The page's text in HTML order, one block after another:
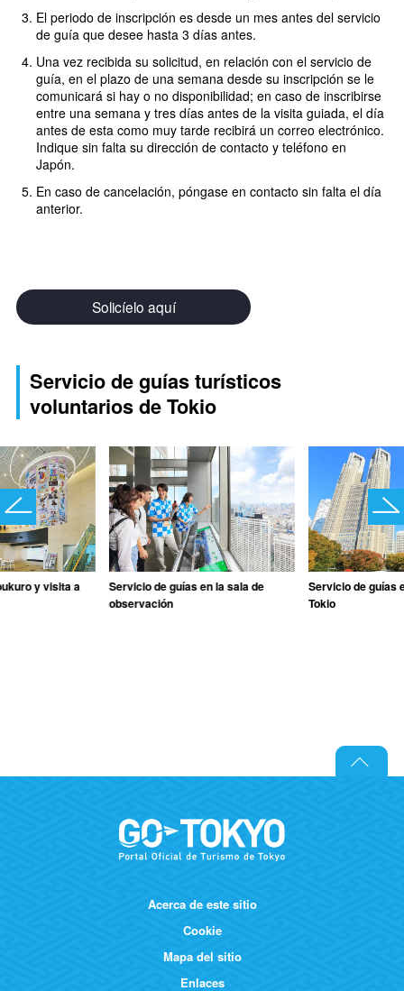
El periodo de inscripción es desde un mes antes del servicio
de guía que desee hasta 3 días antes.
Una vez recibida su solicitud, en relación con el servicio de
guía, en el plazo de una semana desde su inscripción se le
comunicará si hay o no disponibilidad; en caso de inscribirse
entre una semana y tres días antes de la visita guiada, el día
antes de esta como muy tarde recibirá un correo electrónico.
Indique sin falta su dirección de contacto y teléfono en
Japón.
En caso de cancelación, póngase en contacto sin falta el día
anterior.
Solicíelo aquí
Servicio de guías turísticos
voluntarios de Tokio
y visita a
Servicio de guías en la sala de
observación
Servicio de guías
Tokio
Acerca de este sitio
Cookie
Mapa del sitio
Enlaces